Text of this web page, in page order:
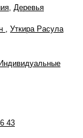
, Деревья
, Уткира Расула
Индивидуальные
43